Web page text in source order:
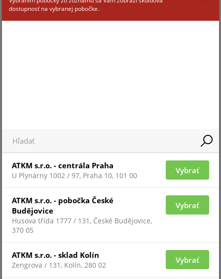
AFV-75
ATV-75
dostupnosť na vybranej pobočke.
ATKM s.r.o. - centrála Praha
U Plynárny 1002 / 97, Praha 10, 101 00
Vybrať
ATKM s.r.o. - pobočka České
Budějovice
Husova třída 1777 / 131, České Budějovice,
370 05
Vybrať
ATKM s.r.o. - sklad Kolín
Zengrova / 131, Kolín, 280 02
Vybrať